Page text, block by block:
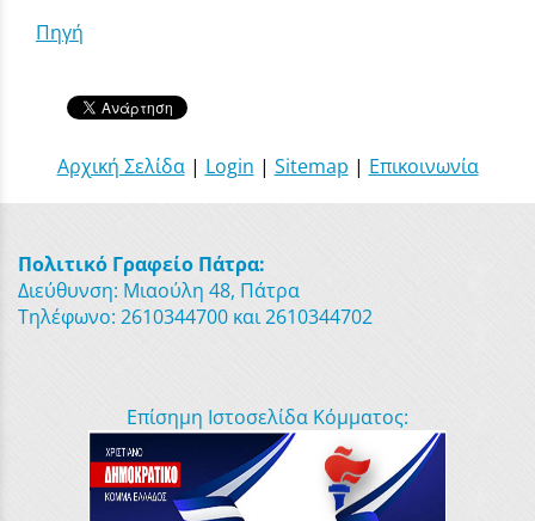
Πηγή
Αρχική Σελίδα| Login | Sitemap | Επικοινωνία
Πολιτικό Γραφείο Πάτρα:
Διεύθυνση: Μιαούλη 48, Πάτρα
Τηλέφωνο: 2610344700 και 2610344702
Επίσημη Ιστοσελίδα Κόμματος: